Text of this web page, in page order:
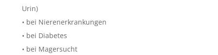
Urin)
• bei Nierenerkrankungen
• bei Diabetes
• bei Magersucht